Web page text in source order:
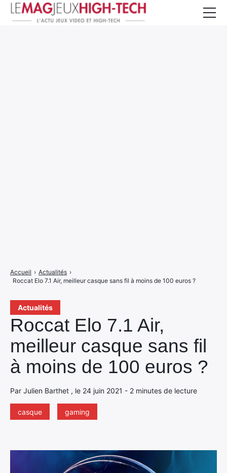
Actualités
Roccat Elo 7.1 Air,
meilleur casque sans fil
à moins de 100 euros ?
Par Julien Barthet , le 24 juin 2021 - 2 minutes de lecture
casque gaming
Accueil › Actualités ›
Roccat Elo 7.1 Air, meilleur casque sans fil à moins de 100 euros ?